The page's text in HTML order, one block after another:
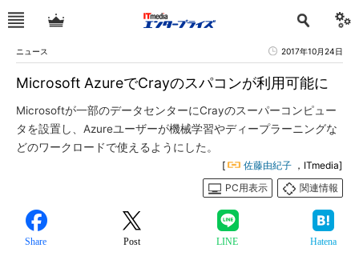
ニュース 2017年10月24日
Microsoft AzureでCrayのスパコンが利用可能に
Microsoftが一部のデータセンターにCrayのスーパーコンピュー
タを設置し、Azureユーザーが機械学習やディープラーニングな
どのワークロードで使えるようにした。
[ 佐藤由紀子 ，ITmedia]
PC用表示
関連情報
Share Post LINE Hatena